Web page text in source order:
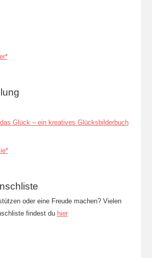
Glück – ein kreatives Glücksbilderbuch
oder eine Freude machen? Vielen
findest du hier